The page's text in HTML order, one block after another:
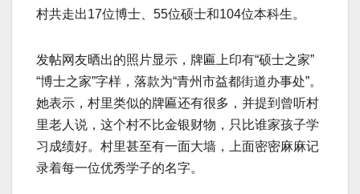
村共走出17位博士、55位硕士和104位本科生。
发帖网友晒出的照片显示，牌匾上印有“硕士之家”
“博士之家”字样，落款为“青州市益都街道办事处”。
她表示，村里类似的牌匾还有很多，并提到曾听村
里老人说，这个村不比金银财物，只比谁家孩子学
习成绩好。村里甚至有一面大墙，上面密密麻麻记
录着每一位优秀学子的名字。